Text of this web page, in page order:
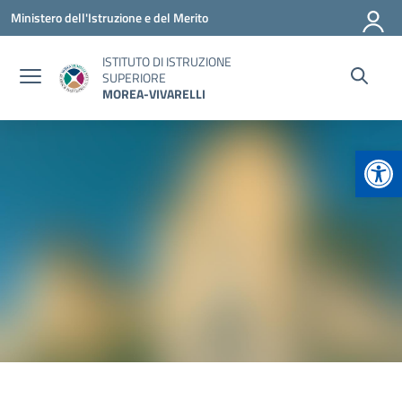
Vai ai contenuti
Vai al menu di navigazione
Vai al footer
Ministero dell'Istruzione e del Merito
ISTITUTO DI ISTRUZIONE
SUPERIORE
MOREA-VIVARELLI